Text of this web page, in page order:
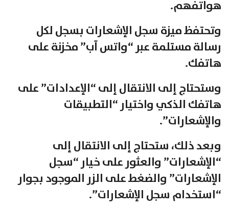
هواتفهم.
وتحتفظ ميزة سجل الإشعارات بسجل لكل
رسالة مستلمة عبر “واتس آب” مخزنة على
هاتفك.
وستحتاج إلى الانتقال إلى “الإعدادات” على
هاتفك الذكي واختيار “التطبيقات
والإشعارات”.
وبعد ذلك، ستحتاج إلى الانتقال إلى
“الإشعارات” والعثور على خيار “سجل
الإشعارات” والضغط على الزر الموجود بجوار
“استخدام سجل الإشعارات”.